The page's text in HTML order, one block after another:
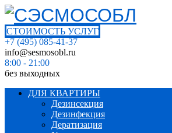
СТОИМОСТЬ УСЛУГ
+7 (495) 085-41-37
info@sesmosobl.ru
8:00 - 21:00
без выходных
ДЛЯ КВАРТИРЫ
Дезинсекция
Дезинфекция
Дератизация